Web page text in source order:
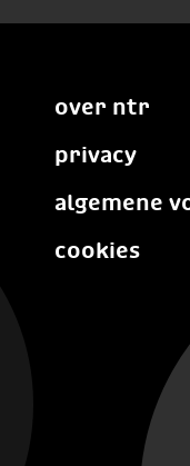
over ntr
privacy
algemene
cookies